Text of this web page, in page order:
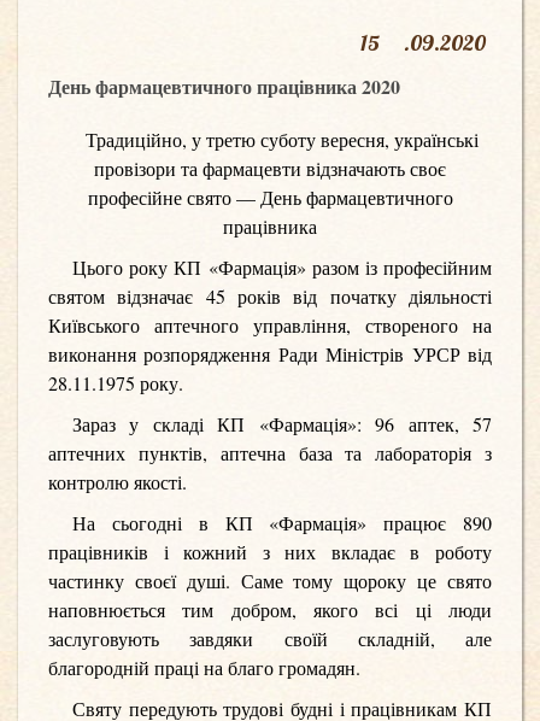
15 .09.2020
День фармацевтичного працівника 2020
Традиційно, у третю суботу вересня, українські
провізори та фармацевти відзначають своє
професійне свято — День фармацевтичного
працівника
Цього року КП «Фармація» разом із професійним
святом відзначає 45 років від початку діяльності
Київського аптечного управління, створеного на
виконання розпорядження Ради Міністрів УРСР від
28.11.1975 року.
Зараз у складі КП «Фармація»: 96 аптек, 57
аптечних пунктів, аптечна база та лабораторія з
контролю якості.
На сьогодні в КП «Фармація» працює 890
працівників і кожний з них вкладає в роботу
частинку своєї душі. Саме тому щороку це свято
наповнюється тим добром, якого всі ці люди
заслуговують завдяки своїй складній, але
благородній праці на благо громадян.
Святу передують трудові будні і працівникам КП